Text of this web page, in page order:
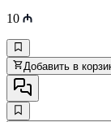
10
Добавить в